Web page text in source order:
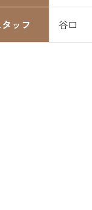
ッフ 谷口